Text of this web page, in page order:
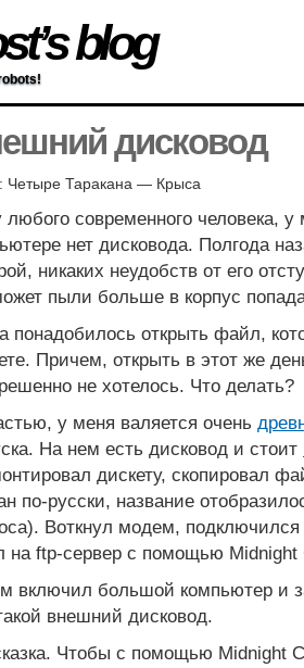
blog
дисковод
Четыре Таракана — Крыса
любого современного человека,
нет дисковода. Полгода
никаких неудобств от его
пыли больше в корпус
понадобилось открыть файл,
Причем, открыть в этот же
не хотелось. Что делать?
у меня валяется очень
На нем есть дисковод и стоит
дискету, скопировал
по-русски, название
Воткнул модем, подключился
на ftp-сервер с помощью Midnight
включил большой компьютер и
внешний дисковод.
Чтобы с помощью Midnight